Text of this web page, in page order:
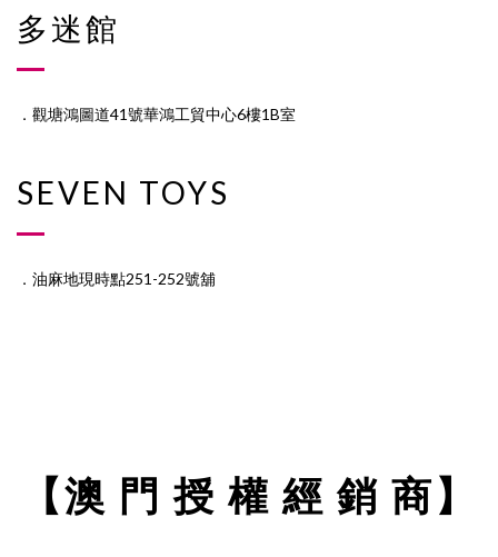
多迷館
．觀塘鴻圖道41號華鴻工貿中心6樓1B室
SEVEN TOYS
．油麻地現時點251-252號舖
【澳 門 授 權 經 銷 商】